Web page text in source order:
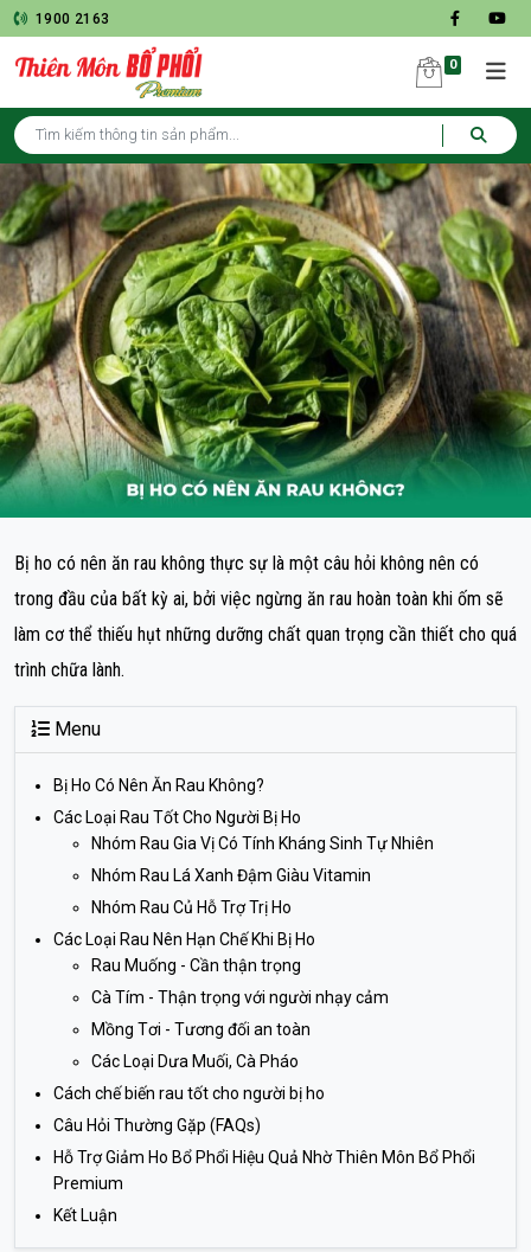
1900 2163
0
Bị ho có nên ăn rau không thực sự là một câu hỏi không nên có
trong đầu của bất kỳ ai, bởi việc ngừng ăn rau hoàn toàn khi ốm sẽ
làm cơ thể thiếu hụt những dưỡng chất quan trọng cần thiết cho quá
trình chữa lành.
Menu
Bị Ho Có Nên Ăn Rau Không?
Các Loại Rau Tốt Cho Người Bị Ho
Nhóm Rau Gia Vị Có Tính Kháng Sinh Tự Nhiên
Nhóm Rau Lá Xanh Đậm Giàu Vitamin
Nhóm Rau Củ Hỗ Trợ Trị Ho
Các Loại Rau Nên Hạn Chế Khi Bị Ho
Rau Muống - Cần thận trọng
Cà Tím - Thận trọng với người nhạy cảm
Mồng Tơi - Tương đối an toàn
Các Loại Dưa Muối, Cà Pháo
Cách chế biến rau tốt cho người bị ho
Câu Hỏi Thường Gặp (FAQs)
Hỗ Trợ Giảm Ho Bổ Phổi Hiệu Quả Nhờ Thiên Môn Bổ Phổi
Premium
Kết Luận